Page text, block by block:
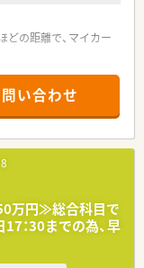
の距離で、マイカー
ひとりに丁寧な対応
示した実績が多数ご
あり、頑張りが評価
初期費用を法人が負担
い合わせ
万円≫総合科目で
：30までの為、早